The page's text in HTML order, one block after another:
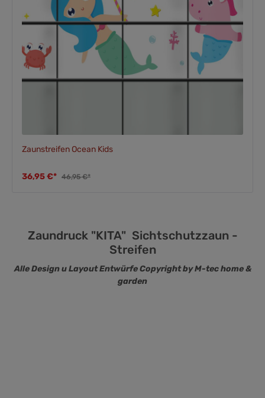
Zaunstreifen Ocean Kids
36,95 €* 46,95 €*
Zaundruck "KITA" Sichtschutzzaun -
Streifen
Alle Design u Layout Entwürfe Copyright by M-tec home &
garden